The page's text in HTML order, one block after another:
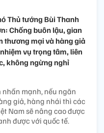
Thủ tướng Bùi Thanh
Chống buôn lậu, gian
thương mại và hàng giả
vụ trọng tâm, liên
không ngừng nghỉ
nhấn mạnh, nếu ngăn
giả, hàng nhái thì các
Nam sẽ nâng cao được
được với quốc tế.